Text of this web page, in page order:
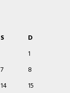
S
D
1
7
8
14
15